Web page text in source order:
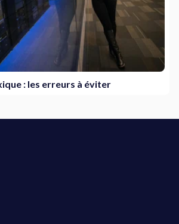
: les erreurs à éviter